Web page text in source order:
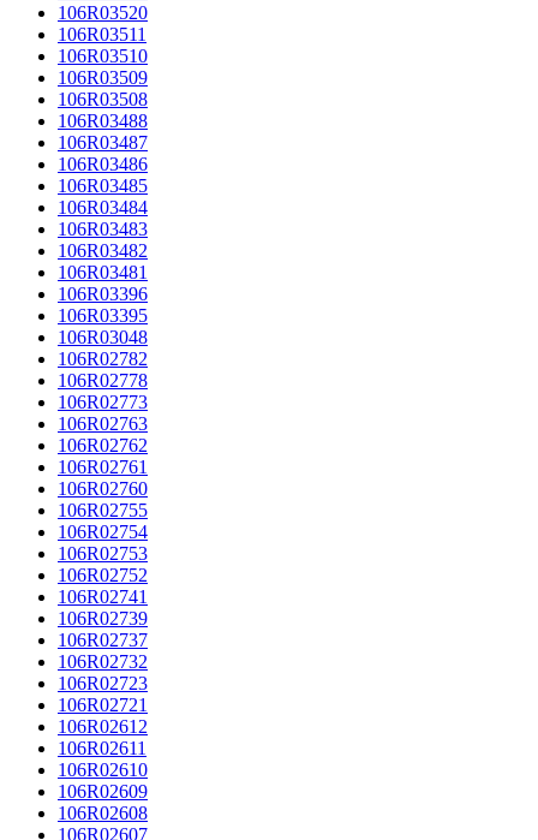
106R03520
106R03511
106R03510
106R03509
106R03508
106R03488
106R03487
106R03486
106R03485
106R03484
106R03483
106R03482
106R03481
106R03396
106R03395
106R03048
106R02782
106R02778
106R02773
106R02763
106R02762
106R02761
106R02760
106R02755
106R02754
106R02753
106R02752
106R02741
106R02739
106R02737
106R02732
106R02723
106R02721
106R02612
106R02611
106R02610
106R02609
106R02608
106R02607